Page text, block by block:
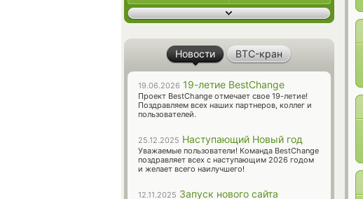
Новости BTC-кран
19.06.2026 19-летие BestChange
Проект BestChange отмечает свое 19-летие!
Поздравляем всех наших партнеров, коллег и
пользователей.
25.12.2025 Наступающий Новый год
Уважаемые пользователи! Команда BestChange
поздравляет всех с наступающим 2026 годом
и желает всего наилучшего!
12.11.2025 Запуск нового сайта